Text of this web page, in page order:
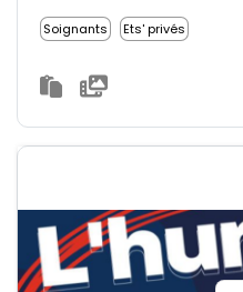
Soignants Ets' privés